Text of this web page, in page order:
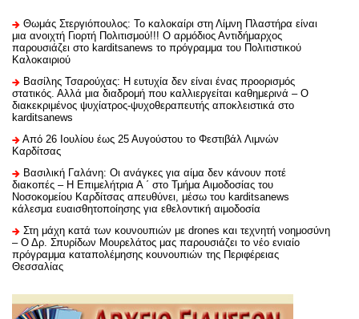
Θωμάς Στεργιόπουλος: Το καλοκαίρι στη Λίμνη Πλαστήρα είναι
μια ανοιχτή Γιορτή Πολιτισμού!!! Ο αρμόδιος Αντιδήμαρχος
παρουσιάζει στο karditsanews το πρόγραμμα του Πολιτιστικού
Καλοκαιριού
Βασίλης Τσαρούχας: Η ευτυχία δεν είναι ένας προορισμός
στατικός. Αλλά μια διαδρομή που καλλιεργείται καθημερινά – Ο
διακεκριμένος ψυχίατρος-ψυχοθεραπευτής αποκλειστικά στο
karditsanews
Από 26 Ιουλίου έως 25 Αυγούστου το Φεστιβάλ Λιμνών
Καρδίτσας
Βασιλική Γαλάνη: Οι ανάγκες για αίμα δεν κάνουν ποτέ
διακοπές – Η Επιμελήτρια Α ΄ στο Τμήμα Αιμοδοσίας του
Νοσοκομείου Καρδίτσας απευθύνει, μέσω του karditsanews
κάλεσμα ευαισθητοποίησης για εθελοντική αιμοδοσία
Στη μάχη κατά των κουνουπιών με drones και τεχνητή νοημοσύνη
– Ο Δρ. Σπυρίδων Μουρελάτος μας παρουσιάζει το νέο ενιαίο
πρόγραμμα καταπολέμησης κουνουπιών της Περιφέρειας
Θεσσαλίας